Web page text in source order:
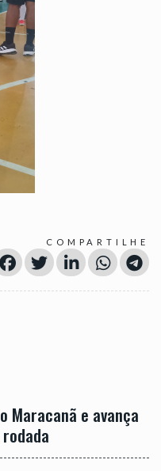
COMPARTILHE
Maracanã e avança